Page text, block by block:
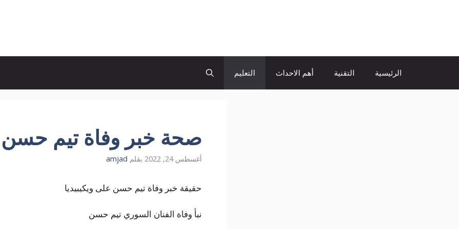
الرئيسية التقنية أهم الاحداث التعليم
صحة خبر وفاة تيم حسن
أغسطس 24, 2022 بقلم amjad
حقيقة خبر وفاة تيم حسن على ويكيبيديا
نبأ وفاة الفنان السوري تيم حسن